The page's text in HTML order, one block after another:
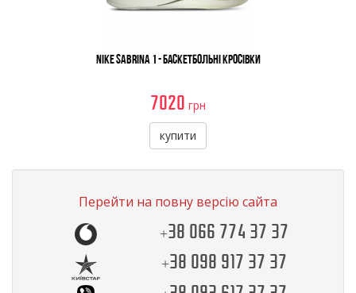
Nike Sabrina 1 - Баскетбольні Кросівки
7020 грн
купити
Перейти на повну версію сайта
+38 066 774 37 37
+38 098 917 37 37